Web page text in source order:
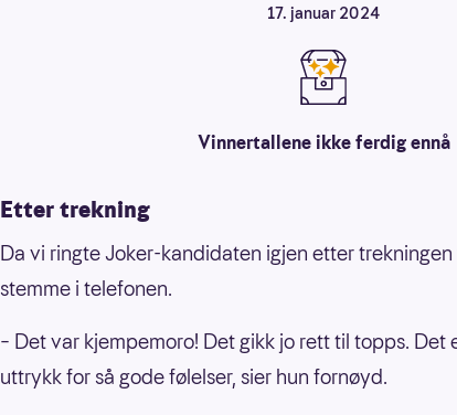
17. januar 2024
Vinnertallene ikke ferdig ennå
Etter trekning
Da vi ringte Joker-kandidaten igjen etter
stemme i telefonen.
– Det var kjempemoro! Det gikk jo rett til topps. Det
uttrykk for så gode følelser, sier hun fornøyd.